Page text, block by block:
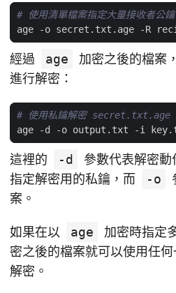
# 使用清單檔案指定大量接收者公鑰
經過 age
加密之後的檔案
進行解密：
# 使用私鑰解密 secret.txt.age
這裡的 -d 參數代表解密動
指定解密用的私鑰，而
-o
案。
如果在以 age
加密時指定
密之後的檔案就可以使用任
解密。